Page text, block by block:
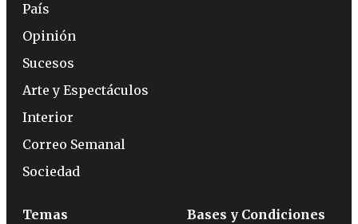
País
Opinión
Sucesos
Arte y Espectáculos
Interior
Correo Semanal
Sociedad
Temas
Bases y Condiciones